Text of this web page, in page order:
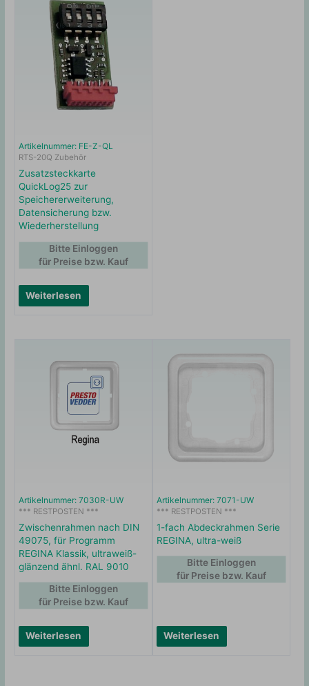
Artikelnummer: FE-Z-QL
RTS-20Q Zubehör
Zusatzsteckkarte
QuickLog25 zur
Speichererweiterung,
Datensicherung bzw.
Wiederherstellung
Weiterlesen
Bitte Einloggen
für Preise bzw. Kauf
Artikelnummer: 7030R-UW
*** RESTPOSTEN ***
Zwischenrahmen nach DIN
49075, für Programm
REGINA Klassik, ultraweiß-
glänzend ähnl. RAL 9010
Weiterlesen
Bitte Einloggen
für Preise bzw. Kauf
Artikelnummer: 7071-UW
*** RESTPOSTEN ***
1-fach Abdeckrahmen Serie
REGINA, ultra-weiß
Weiterlesen
Bitte Einloggen
für Preise bzw. Kauf